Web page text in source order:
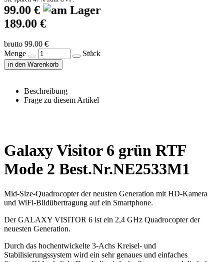
99.00 €
189.00 €
brutto 99.00 €
Menge
Stück
in den Warenkorb
Beschreibung
Frage zu diesem Artikel
Galaxy Visitor 6 grün RTF
Mode 2 Best.Nr.NE2533M1
Mid-Size-Quadrocopter der neusten Generation mit HD-Kamera
und WiFi-Bildübertragung auf ein Smartphone.
Der GALAXY VISITOR 6 ist ein 2,4 GHz Quadrocopter der
neuesten Generation.
Durch das hochentwickelte 3-Achs Kreisel- und
Stabilisierungssystem wird ein sehr genaues und einfaches